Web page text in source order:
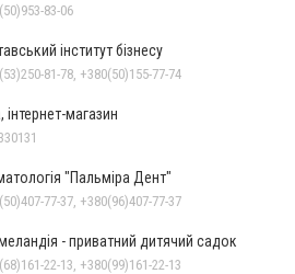
83-06
інститут бізнесу
81-78, +380(50)155-77-74
інтернет-магазин
"Пальміра Дент"
77-37, +380(96)407-77-37
- приватний дитячий садок
22-13, +380(99)161-22-13